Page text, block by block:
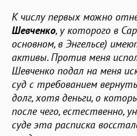
К числу первых можно
Шевченко, у которого в
основном, в Энгельсе)
активы. Против меня
Шевченко подал на меня
суд с требованием
долг, хотя деньги, о
после чего, естественно,
суде эта расписка